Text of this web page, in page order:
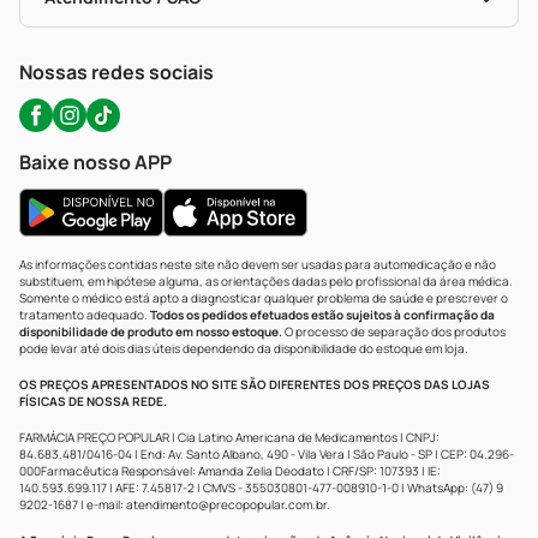
WhatsApp (47) 9202-1687
Nossas redes sociais
Baixe nosso APP
As informações contidas neste site não devem ser usadas para automedicação e não
substituem, em hipótese alguma, as orientações dadas pelo profissional da área médica.
Somente o médico está apto a diagnosticar qualquer problema de saúde e prescrever o
tratamento adequado. Todos os pedidos efetuados estão sujeitos à confirmação da
disponibilidade de produto em nosso estoque.O processo de separação dos produtos
pode levar até dois dias úteis dependendo da disponibilidade do estoque em loja.
OS PREÇOS APRESENTADOS NO SITE SÃO DIFERENTES DOS PREÇOS DAS LOJAS
FÍSICAS DE NOSSA REDE.
FARMÁCIA PREÇO POPULAR | Cia Latino Americana de Medicamentos | CNPJ:
84.683.481/0416-04 | End: Av. Santo Albano, 490 - Vila Vera | São Paulo - SP | CEP: 04.296-
000Farmacêutica Responsável: Amanda Zelia Deodato | CRF/SP: 107393 | IE:
140.593.699.117 | AFE: 7.45817-2 | CMVS - 355030801-477-008910-1-0 | WhatsApp: (47) 9
9202-1687 | e-mail: atendimento@precopopular.com.br.